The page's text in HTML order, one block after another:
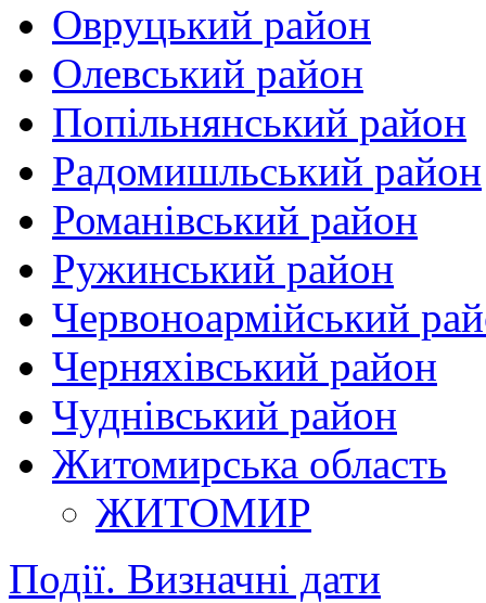
Овруцький район
Олевський район
Попільнянський район
Радомишльський район
Романівський район
Ружинський район
Червоноармійський
Черняхівський район
Чуднівський район
Житомирська область
ЖИТОМИР
Події. Визначні дати